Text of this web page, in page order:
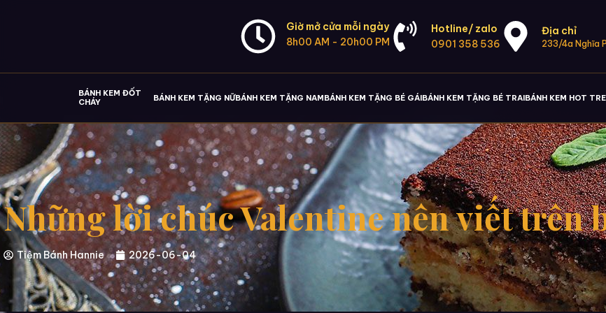
Giờ mở cửa mỗi ngày
8h00 AM - 20h00 PM
Hotline/ zalo
0901 358 536
Địa chỉ
233/4a Nghĩa
BÁNH KEM ĐỐT
CHÁY
BÁNH KEM TẶNG NỮBÁNH KEM TẶNG NAMBÁNH KEM TẶNG BÉ GÁIBÁNH KEM TẶNG BÉ TRAIBÁNH KEM HOT
Những lời chúc Valentine nên viết trên
Tiệm Bánh Hannie 2026-06-04